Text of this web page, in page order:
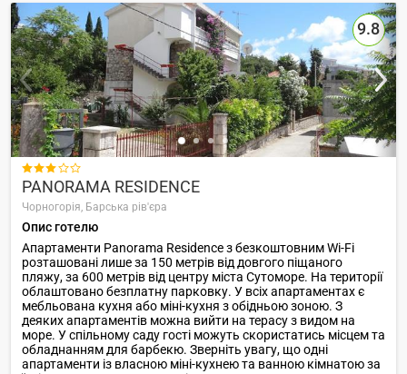
9.8

PANORAMA RESIDENCE
Чорногорія, Барська рів'єра
Опис готелю
Апартаменти Panorama Residence з безкоштовним Wi-Fi
розташовані лише за 150 метрів від довгого піщаного
пляжу, за 600 метрів від центру міста Сутоморе. На території
облаштовано безплатну парковку. У всіх апартаментах є
мебльована кухня або міні-кухня з обідньою зоною. З
деяких апартаментів можна вийти на терасу з видом на
море. У спільному саду гості можуть скористатись місцем та
обладнанням для барбекю. Зверніть увагу, що одні
апартаменти із власною міні-кухнею та ванною кімнатою за